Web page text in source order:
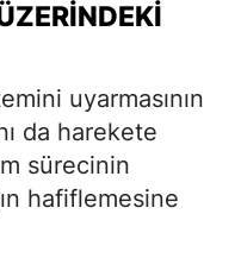
uyarmasının
da harekete
sürecinin
hafiflemesine